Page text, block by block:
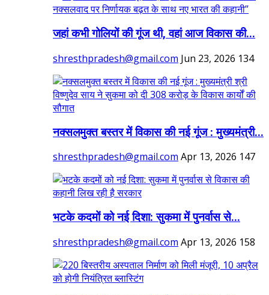
जहां कभी गोलियों की गूंज थी, वहां आज विकास की...
shresthpradesh@gmail.com Jun 23, 2026 134
नक्सलमुक्त बस्तर में विकास की नई गूंज : मुख्यमंत्री...
shresthpradesh@gmail.com Apr 13, 2026 147
भटके कदमों को नई दिशा: सुकमा में पुनर्वास से...
shresthpradesh@gmail.com Apr 13, 2026 158